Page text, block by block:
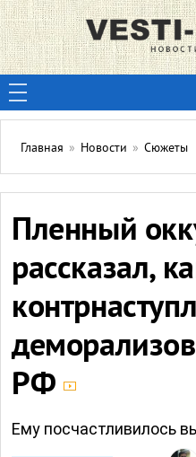
Главная » Новости » Сюжеты
Пленный
рассказал,
РФ
Ему посчастливилось